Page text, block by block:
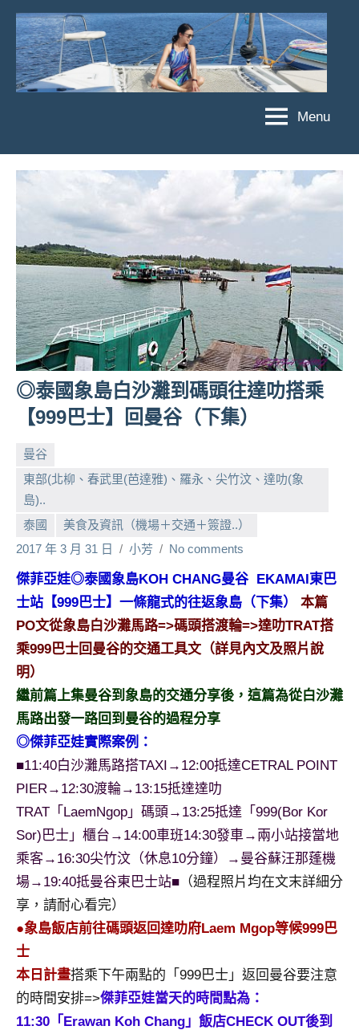
Skip
content
菲
亞
JEFFIA
FANG
亞
團、
主
題
旅
遊、
達
帶
路、
遊
節
目
賓、
News
金
探
號
節
目
班
底、
外
景
節
目
主
吳
哥
窟
泰
國
遊
書
作
者、
Menu
◎泰國象島白沙灘到碼頭往達叻搭乘
【999巴士】回曼谷（下集）
曼谷
東部(北柳、春武里(芭達雅)、羅永、尖竹汶、達叻(象
島)..
泰國
美食及資訊（機場＋交通＋簽證..）
2017 年 3 月 31 日
小芳 No comments
傑菲亞娃◎泰國象島KOH CHANG曼谷 EKAMAI東巴
士站【999巴士】一條龍式的往返象島（下集）
本篇
PO文從象島白沙灘馬路=>碼頭搭渡輪=>達叻TRAT搭
乘999巴士回曼谷的交通工具文（詳見內文及照片說
明）
繼前篇上集曼谷到象島的交通分享後，這篇為從白沙灘
馬路出發一路回到曼谷的過程分享
◎傑菲亞娃實際案例：
■11:40白沙灘馬路搭TAXI→12:00抵達CETRAL POINT
PIER→12:30渡輪→13:15抵達達叻
TRAT「LaemNgop」碼頭→13:25抵達「999(Bor Kor
Sor)巴士」櫃台→14:00車班14:30發車→兩小站接當地
乘客→16:30尖竹汶（休息10分鐘）→曼谷蘇汪那蓬機
場→19:40抵曼谷東巴士站■ （過程照片均在文末詳細分
享，請耐心看完）
●象島飯店前往碼頭返回達叻府Laem Mgop等候999巴
士
本日計畫搭乘下午兩點的「999巴士」返回曼谷要注意
的時間安排=>傑菲亞娃當天的時間點為：
11:30「Erawan Koh Chang」飯店CHECK OUT後到